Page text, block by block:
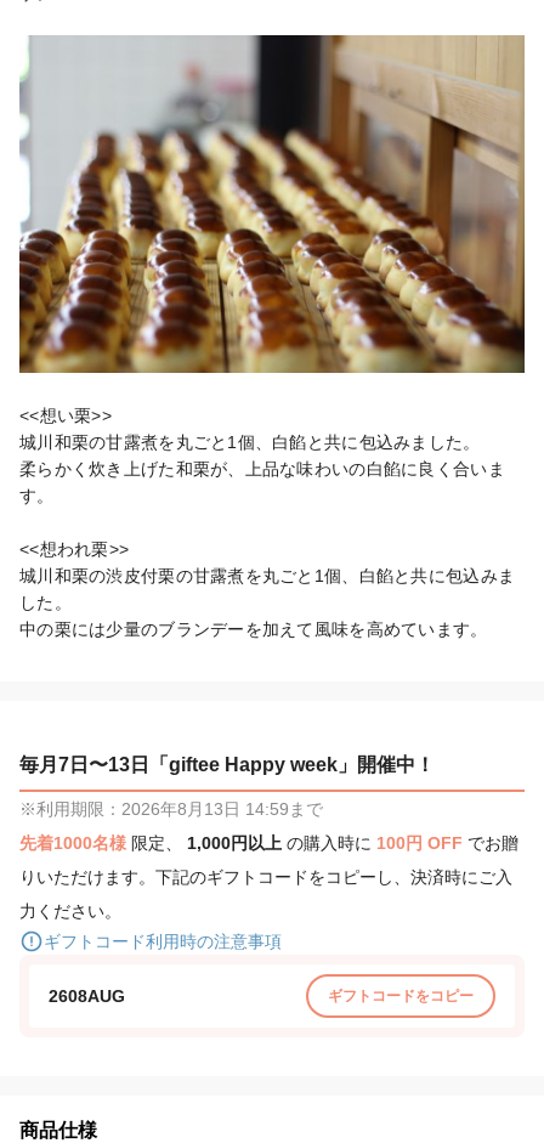
<<想い栗>>
城川和栗の甘露煮を丸ごと1個、白餡と共に包込みました。
柔らかく炊き上げた和栗が、上品な味わいの白餡に良く合いま
す。
<<想われ栗>>
城川和栗の渋皮付栗の甘露煮を丸ごと1個、白餡と共に包込みま
した。
中の栗には少量のブランデーを加えて風味を高めています。
毎月7日〜13日「giftee Happy week」開催中！
※利用期限：2026年8月13日 14:59まで
先着1000名様 限定、 1,000円以上 の購入時に 100円 OFF でお贈
りいただけます。下記のギフトコードをコピーし、決済時にご入
力ください。
ギフトコード利用時の注意事項
2608AUG ギフトコードをコピー
商品仕様